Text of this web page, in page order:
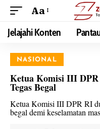
Aa
Jelajahi Konten
NASIONAL
Ketua Komisi III
Tegas Begal
Ketua Komisi III DPR RI
begal demi keselamatan